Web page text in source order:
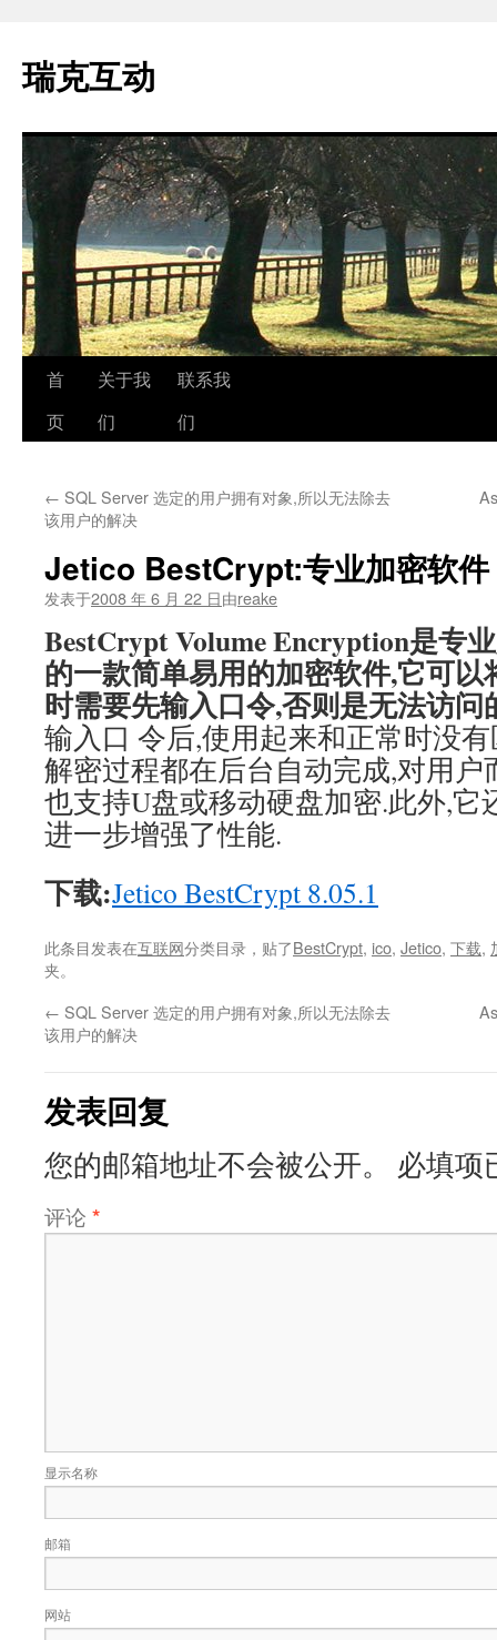
瑞克互动
跳
至
文
首
页
关于我
们
联系我
们
← SQL Server 选定的用户拥有对象,所以无法除去
该用户的解决
Jetico BestCrypt:专业加密软件
发表于2008 年 6 月 22 日由reake
BestCrypt Volume Encryption是专
的一款简单易用的加密软件,它可
时需要先输入口令,否则是无法访问
输入口 令后,使用起来和正常时没
解密过程都在后台自动完成,对用户
也支持U盘或移动硬盘加密.此外,它
进一步增强了性能.
下载:Jetico BestCrypt 8.05.1
此条目发表在互联网分类目录，贴了BestCrypt, ico, Jetico, 下载,
夹。
← SQL Server 选定的用户拥有对象,所以无法除去
该用户的解决
发表回复
您的邮箱地址不会被公开。 必填项
评论 *
显示名称
邮箱
网站